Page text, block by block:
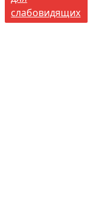
слабовидящих